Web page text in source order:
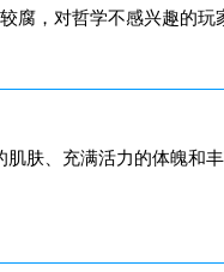
腐，对哲学不感兴趣的玩
肤、充满活力的体魄和